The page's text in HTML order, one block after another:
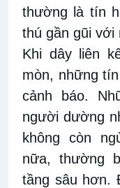
thường là tín
thú gần gũi với
Khi dây liên
mòn, những
cảnh báo.
người dường
không còn
nữa, thường
tầng sâu hơn.